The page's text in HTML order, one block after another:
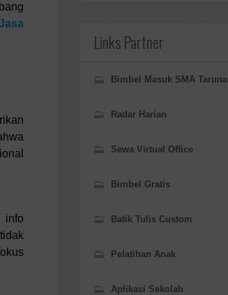
info
Links Partner
Bimbel Masuk SMA Taruna
Radar Harian
Sewa Virtual Office
Bimbel Gratis
Batik Tulis Custom
Pelatihan Anak
Aplikasi Sekolah